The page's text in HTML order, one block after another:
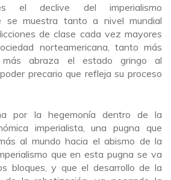
el declive del imperialismo
se muestra tanto a nivel mundial
de clase cada vez mayores
norteamericana, tanto más
más abraza el estado gringo al
precario que refleja su proceso
por la hegemonía dentro de la
imperialista, una pugna que
al mundo hacia el abismo de la
que en esta pugna se va
bloques, y que el desarrollo de la